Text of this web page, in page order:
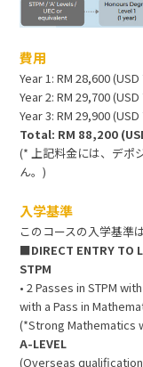
費用
Year 1: RM 28,600 (USD
Year 2: RM 29,700 (USD
Year 3: RM 29,900 (USD
Total: RM 88,200
(* 上記料金には、デポ
ん。)
入学基準
このコースの入学基準
■DIRECT ENTRY TO
STPM
• 2 Passes in STPM
with a Pass in
(*Strong Mathematics
A-LEVEL
(Overseas